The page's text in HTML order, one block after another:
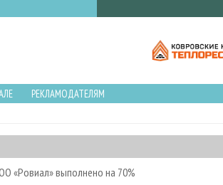
РЕКЛАМОДАТЕЛЯМ
«Ровиал» выполнено на 70%